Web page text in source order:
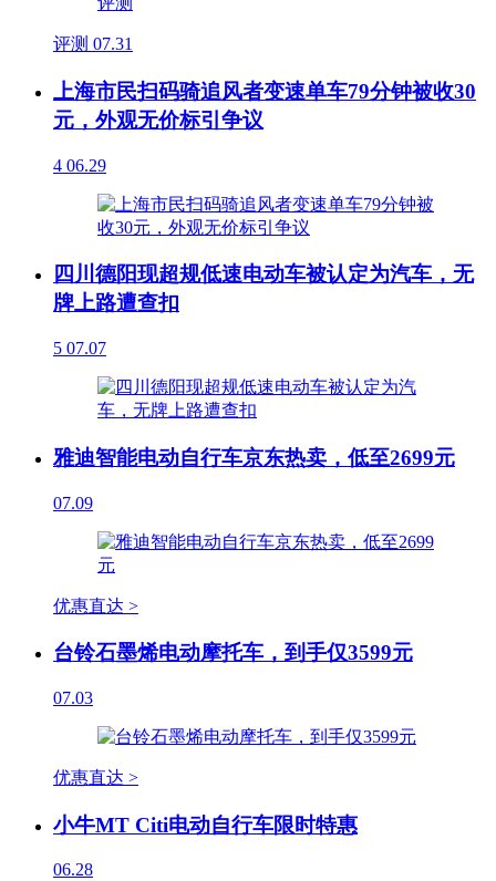
评测 07.31
上海市民扫码骑追风者变速单车79分钟被收30
元，外观无价标引争议
4 06.29
四川德阳现超规低速电动车被认定为汽车，无
牌上路遭查扣
5 07.07
雅迪智能电动自行车京东热卖，低至2699元
07.09
优惠直达 >
台铃石墨烯电动摩托车，到手仅3599元
07.03
优惠直达 >
小牛MT Citi电动自行车限时特惠
06.28